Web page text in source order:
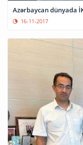
Azərbaycan dünyada
16-11-2017